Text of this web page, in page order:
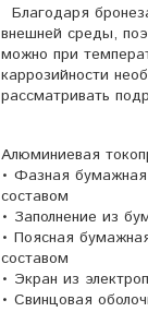
Благодаря
внешней среды,
можно при
каррозийности
рассматривать
Алюминиевая
• Фазная
составом
• Заполнение из
• Поясная
составом
• Экран из
• Свинцовая